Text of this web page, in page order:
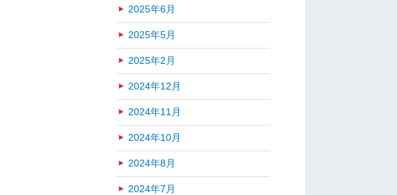
2025年6月
2025年5月
2025年2月
2024年12月
2024年11月
2024年10月
2024年8月
2024年7月